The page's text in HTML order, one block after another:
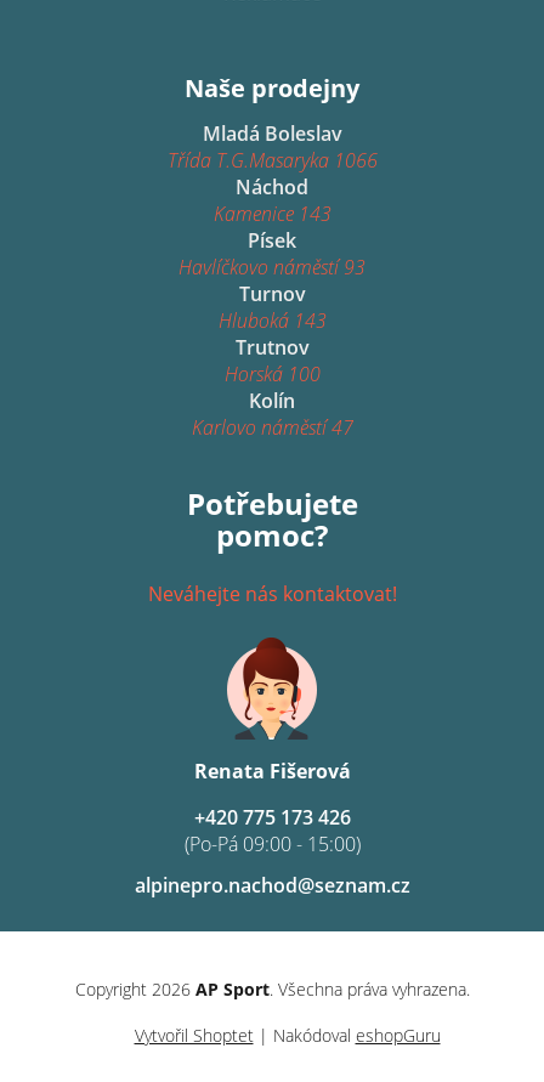
Naše prodejny
Mladá Boleslav
Třída T.G.Masaryka 1066
Náchod
Kamenice 143
Písek
Havlíčkovo náměstí 93
Turnov
Hluboká 143
Trutnov
Horská 100
Kolín
Karlovo náměstí 47
Potřebujete
pomoc?
Neváhejte nás kontaktovat!
Renata Fišerová
alpinepro.nachod@seznam.cz
+420 775 173 426
(Po-Pá 09:00 - 15:00)
Vytvořil Shoptet | Nakódoval eshopGuru
Copyright 2026 AP Sport. Všechna práva vyhrazena.